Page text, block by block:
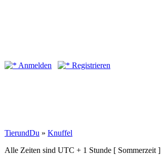
Anmelden Registrieren
TierundDu » Knuffel
Alle Zeiten sind UTC + 1 Stunde [ Sommerzeit ]